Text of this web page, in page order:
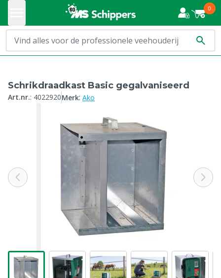
0
Schrikdraadkast Basic gegalvaniseerd
Art.nr.: 4022920Merk: Ako